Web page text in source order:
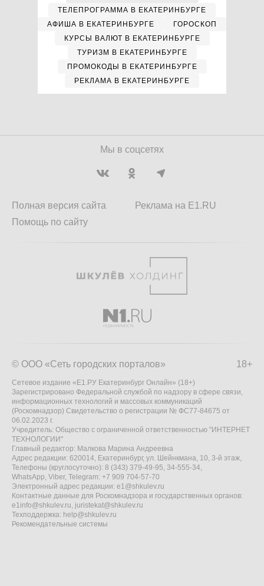
ТЕЛЕПРОГРАММА В ЕКАТЕРИНБУРГЕ
АФИША В ЕКАТЕРИНБУРГЕ
ГОРОСКОП
КУРСЫ ВАЛЮТ В ЕКАТЕРИНБУРГЕ
ТУРИЗМ В ЕКАТЕРИНБУРГЕ
ПРОМОКОДЫ В ЕКАТЕРИНБУРГЕ
РЕКЛАМА В ЕКАТЕРИНБУРГЕ
Мы в соцсетях
Полная версия сайта
Помощь по сайту
Реклама на E1.RU
18+
© ООО «Сеть городских порталов»
Сетевое издание «Е1.РУ Екатеринбург Онлайн» (18+)
Зарегистрировано Федеральной службой по надзору в сфере связи,
информационных технологий и массовых коммуникаций
(Роскомнадзор) Свидетельство о регистрации № ФС77-84675 от
06.02.2023 г.
Учредитель: Общество с ограниченной ответственностью "ИНТЕРНЕТ
ТЕХНОЛОГИИ"
Главный редактор: Малкова Марина Андреевна
Адрес редакции: 620014, Екатеринбург, ул. Шейнкмана, 10, 3-й этаж,
Телефоны (круглосуточно): 8 (343) 379-49-95, 34-555-34,
WhatsApp, Viber, Telegram: +7 909 704-57-70
Электронный адрес редакции: e1@shkulev.ru
Контактные данные для Роскомнадзора и государственных органов:
e1info@shkulev.ru, juristekat@shkulev.ru
Техподдержка: help@shkulev.ru
Рекомендательные системы